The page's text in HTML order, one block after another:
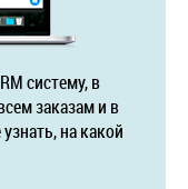
систему, в
заказам и в
на какой